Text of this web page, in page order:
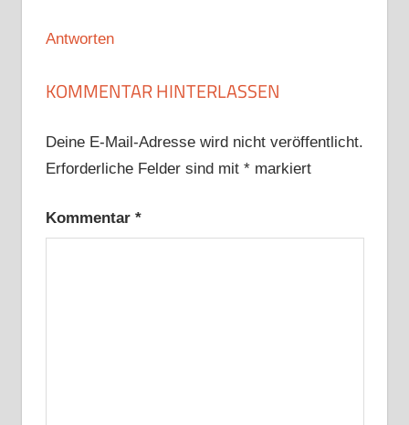
Antworten
KOMMENTAR HINTERLASSEN
Deine E-Mail-Adresse wird nicht veröffentlicht.
Erforderliche Felder sind mit *markiert
Kommentar *